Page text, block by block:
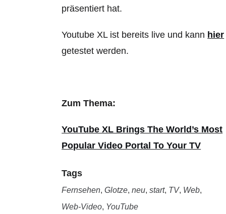
präsentiert hat.
Youtube XL ist bereits live und kann hier
getestet werden.
Zum Thema:
YouTube XL Brings The World’s Most
Popular Video Portal To Your TV
Tags
Fernsehen,Glotze,neu,start, TV, Web,
Web-Video, YouTube